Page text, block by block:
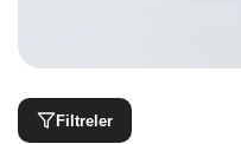
Filtreler